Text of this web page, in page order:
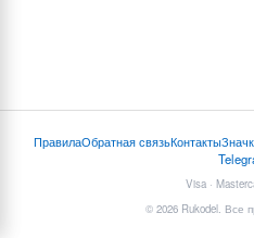
ПравилаОбратная связьКонтакты
Visa ·
© 2026 Rukodel. Все